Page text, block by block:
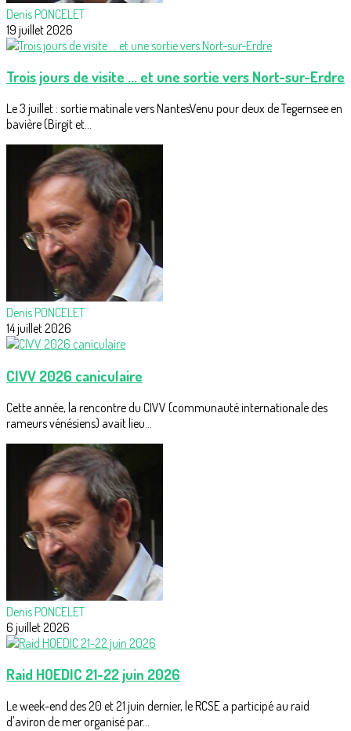
Denis PONCELET
19 juillet 2026
Trois jours de visite ... et une sortie vers Nort-sur-Erdre
Le 3 juillet : sortie matinale vers NantesVenu pour deux de Tegernsee en
bavière (Birgit et...
Denis PONCELET
14 juillet 2026
CIVV 2026 caniculaire
Cette année, la rencontre du CIVV (communauté internationale des
rameurs vénésiens) avait lieu...
Denis PONCELET
6 juillet 2026
Raid HOEDIC 21-22 juin 2026
Le week-end des 20 et 21 juin dernier, le RCSE a participé au raid
d'aviron de mer organisé par...